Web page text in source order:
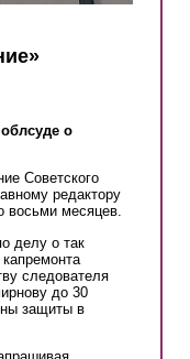
о
Советского
редактору
восьми месяцев.
делу о так
следователя
до 30
защиты в